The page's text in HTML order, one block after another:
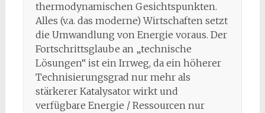
thermodynamischen Gesichtspunkten.
Alles (v.a. das moderne) Wirtschaften setzt
die Umwandlung von Energie voraus. Der
Fortschrittsglaube an „technische
Lösungen“ ist ein Irrweg, da ein höherer
Technisierungsgrad nur mehr als
stärkerer Katalysator wirkt und
verfügbare Energie / Ressourcen nur